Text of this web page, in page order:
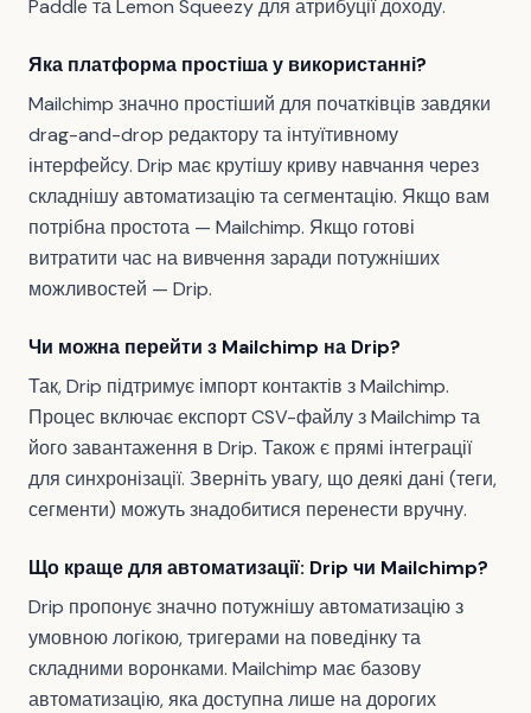
Paddle та Lemon Squeezy для атрибуції доходу.
Яка платформа простіша у використанні?
Mailchimp значно простіший для початківців завдяки
drag-and-drop редактору та інтуїтивному
інтерфейсу. Drip має крутішу криву навчання через
складнішу автоматизацію та сегментацію. Якщо вам
потрібна простота — Mailchimp. Якщо готові
витратити час на вивчення заради потужніших
можливостей — Drip.
Чи можна перейти з Mailchimp на Drip?
Так, Drip підтримує імпорт контактів з Mailchimp.
Процес включає експорт CSV-файлу з Mailchimp та
його завантаження в Drip. Також є прямі інтеграції
для синхронізації. Зверніть увагу, що деякі дані (теги,
сегменти) можуть знадобитися перенести вручну.
Що краще для автоматизації: Drip чи Mailchimp?
Drip пропонує значно потужнішу автоматизацію з
умовною логікою, тригерами на поведінку та
складними воронками. Mailchimp має базову
автоматизацію, яка доступна лише на дорогих